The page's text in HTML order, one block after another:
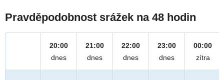
Pravděpodobnost srážek na 48 hodin
20:00
dnes
21:00
dnes
22:00
dnes
23:00
dnes
00:00
zítra